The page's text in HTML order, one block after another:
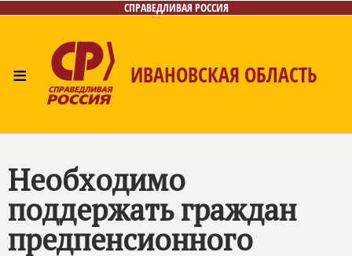
СПРАВЕДЛИВАЯ РОССИЯ
≡ ИВАНОВСКАЯ ОБЛАСТЬ
Необходимо
поддержать граждан
предпенсионного